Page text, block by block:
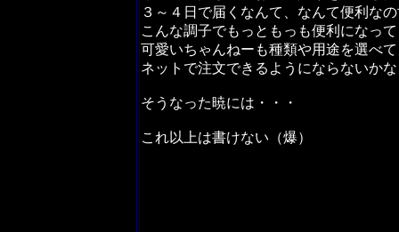
３～４日で届くなんて、なんて便利な
こんな調子でもっともっも便利になって
可愛いちゃんねーも種類や用途を選べて
ネットで注文できるようにならないか
そうなった暁には・・・
これ以上は書けない（爆）